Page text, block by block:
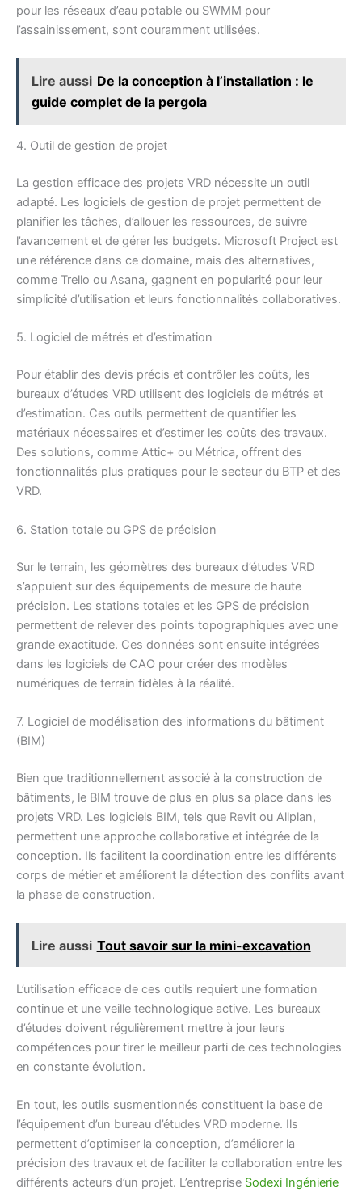
pour les réseaux d’eau potable ou SWMM pour
l’assainissement, sont couramment utilisées.
Lire aussi De la conception à l’installation : le
guide complet de la pergola
4. Outil de gestion de projet
La gestion efficace des projets VRD nécessite un outil
adapté. Les logiciels de gestion de projet permettent de
planifier les tâches, d’allouer les ressources, de suivre
l’avancement et de gérer les budgets. Microsoft Project est
une référence dans ce domaine, mais des alternatives,
comme Trello ou Asana, gagnent en popularité pour leur
simplicité d’utilisation et leurs fonctionnalités collaboratives.
5. Logiciel de métrés et d’estimation
Pour établir des devis précis et contrôler les coûts, les
bureaux d’études VRD utilisent des logiciels de métrés et
d’estimation. Ces outils permettent de quantifier les
matériaux nécessaires et d’estimer les coûts des travaux.
Des solutions, comme Attic+ ou Métrica, offrent des
fonctionnalités plus pratiques pour le secteur du BTP et des
VRD.
6. Station totale ou GPS de précision
Sur le terrain, les géomètres des bureaux d’études VRD
s’appuient sur des équipements de mesure de haute
précision. Les stations totales et les GPS de précision
permettent de relever des points topographiques avec une
grande exactitude. Ces données sont ensuite intégrées
dans les logiciels de CAO pour créer des modèles
numériques de terrain fidèles à la réalité.
7. Logiciel de modélisation des informations du bâtiment
(BIM)
Bien que traditionnellement associé à la construction de
bâtiments, le BIM trouve de plus en plus sa place dans les
projets VRD. Les logiciels BIM, tels que Revit ou Allplan,
permettent une approche collaborative et intégrée de la
conception. Ils facilitent la coordination entre les différents
corps de métier et améliorent la détection des conflits avant
la phase de construction.
Lire aussi Tout savoir sur la mini-excavation
L’utilisation efficace de ces outils requiert une formation
continue et une veille technologique active. Les bureaux
d’études doivent régulièrement mettre à jour leurs
compétences pour tirer le meilleur parti de ces technologies
en constante évolution.
En tout, les outils susmentionnés constituent la base de
l’équipement d’un bureau d’études VRD moderne. Ils
permettent d’optimiser la conception, d’améliorer la
précision des travaux et de faciliter la collaboration entre les
différents acteurs d’un projet. L’entreprise Sodexi Ingénierie